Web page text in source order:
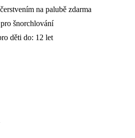
na palubě zdarma
šnorchlování
děti do: 12 let